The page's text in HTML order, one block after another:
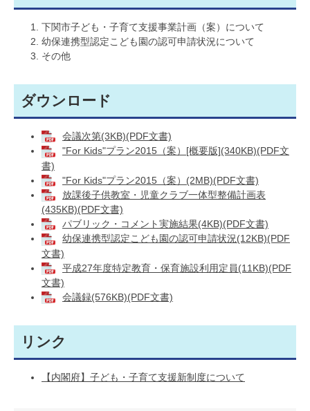
下関市子ども・子育て支援事業計画（案）について
幼保連携型認定こども園の認可申請状況について
その他
ダウンロード
会議次第(3KB)(PDF文書)
"For Kids"プラン2015（案）[概要版](340KB)(PDF文
書)
"For Kids"プラン2015（案）(2MB)(PDF文書)
放課後子供教室・児童クラブ一体型整備計画表
(435KB)(PDF文書)
パブリック・コメント実施結果(4KB)(PDF文書)
幼保連携型認定こども園の認可申請状況(12KB)(PDF
文書)
平成27年度特定教育・保育施設利用定員(11KB)(PDF
文書)
会議録(576KB)(PDF文書)
リンク
【内閣府】子ども・子育て支援新制度について